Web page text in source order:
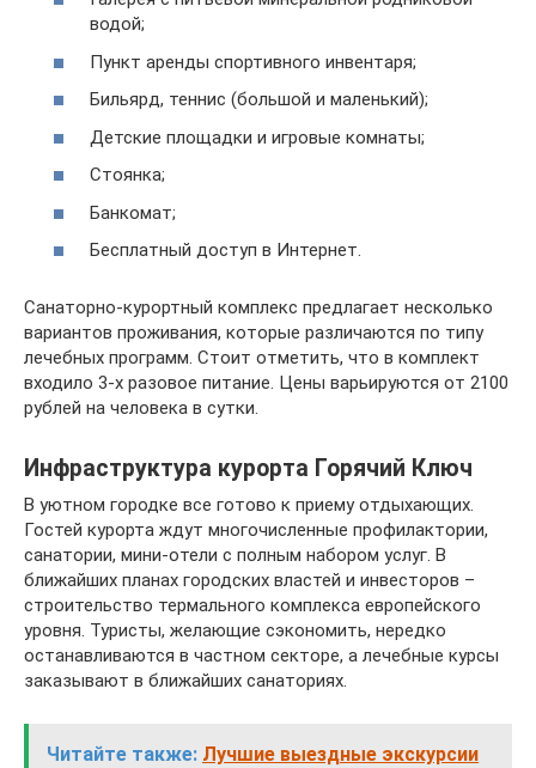
водой;
Пункт аренды спортивного инвентаря;
Бильярд, теннис (большой и маленький);
Детские площадки и игровые комнаты;
Стоянка;
Банкомат;
Бесплатный доступ в Интернет.
Санаторно-курортный комплекс предлагает несколько
вариантов проживания, которые различаются по типу
лечебных программ. Стоит отметить, что в комплект
входило 3-х разовое питание. Цены варьируются от 2100
рублей на человека в сутки.
Инфраструктура курорта Горячий Ключ
В уютном городке все готово к приему отдыхающих.
Гостей курорта ждут многочисленные профилактории,
санатории, мини-отели с полным набором услуг. В
ближайших планах городских властей и инвесторов –
строительство термального комплекса европейского
уровня. Туристы, желающие сэкономить, нередко
останавливаются в частном секторе, а лечебные курсы
заказывают в ближайших санаториях.
Читайте также: Лучшие выездные экскурсии